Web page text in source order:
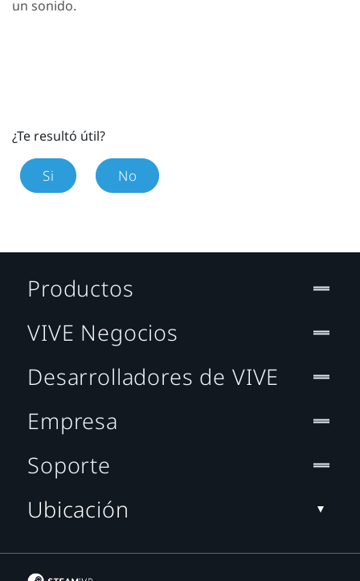
un sonido.
¿Te resultó útil?
Si No
Productos
VIVE Negocios
Desarrolladores de VIVE
Empresa
Soporte
Ubicación